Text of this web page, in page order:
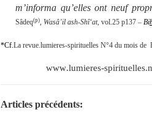
m’informa qu’elles ont neuf
Sâdeq(p), Wasâ’il ash-Shî‘at, vol.25 p137 – Bi
*Cf.La revue.lumieres-spirituelles N°4 du mois de
www.lumieres-spirituelles.
Articles précédents: